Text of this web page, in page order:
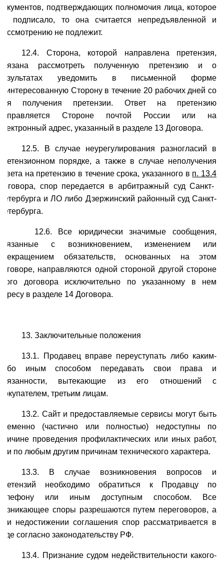
подтверждающих полномочия лица, которое
подписало, то она считается непредъявленной и
не подлежит.
12.4. Сторона, которой направлена претензия,
рассмотреть полученную претензию и о
уведомить в письменной форме
Сторону в течение 20 рабочих дней со
получения претензии. Ответ на претензию
Стороне почтой России или на
адрес, указанный в разделе 13 Договора.
12.5. В случае неурегулирования разногласий в
порядке, а также в случае неполучения
на претензию в течение срока, указанного в п. 13.4
спор передается в арбитражный суд Санкт-
и ЛО либо Дзержинский районный суд Санкт-
12.6. Все юридически значимые сообщения,
с возникновением, изменением или
обязательств, основанных на этом
направляются одной стороной другой стороне
договора исключительно по указанному в нем
в разделе 14 Договора.
13. Заключительные положения
13.1. Продавец вправе переуступать либо каким-
иным способом передавать свои права и
вытекающие из его отношений с
третьим лицам.
13.2. Сайт и предоставляемые сервисы могут быть
(частично или полностью) недоступны по
проведения профилактических или иных работ,
по любым другим причинам технического характера.
13.3. В случае возникновения вопросов и
необходимо обратиться к Продавцу по
или иным доступным способом. Все
споры разрешаются путем переговоров, а
недостижении соглашения спор рассматривается в
согласно законодательству РФ.
13.4. Признание судом недействительности какого-